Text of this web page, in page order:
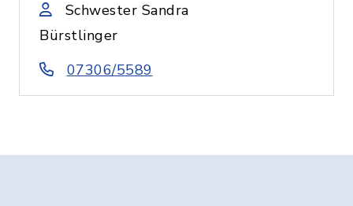
Schwester Sandra
Bürstlinger
07306/5589